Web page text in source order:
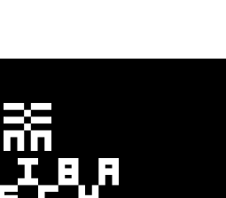
千葉工業大学